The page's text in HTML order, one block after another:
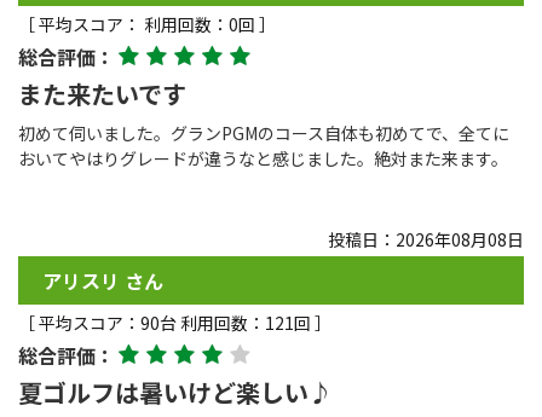
［ 平均スコア： 利用回数：0回 ］
総合評価：
また来たいです
初めて伺いました。グランPGMのコース自体も初めてで、全てに
おいてやはりグレードが違うなと感じました。絶対また来ます。
アリスリ さん
［ 平均スコア：90台 利用回数：121回 ］
投稿日：2026年08月08日
総合評価：
夏ゴルフは暑いけど楽しい♪